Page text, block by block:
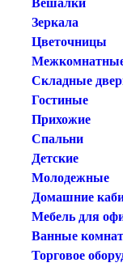
Вешалки
Зеркала
Цветочницы
Межкомнатные
Складные
Гостиные
Прихожие
Спальни
Детские
Молодежные
Домашние
Мебель для
Ванные
Торговое